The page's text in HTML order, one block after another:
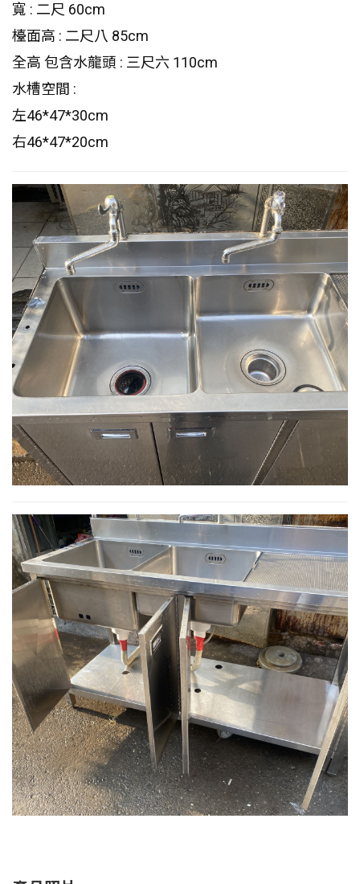
寬 : 二尺 60cm
檯面高 : 二尺八 85cm
全高 包含水龍頭 : 三尺六 110cm
水槽空間 :
左46*47*30cm
右46*47*20cm